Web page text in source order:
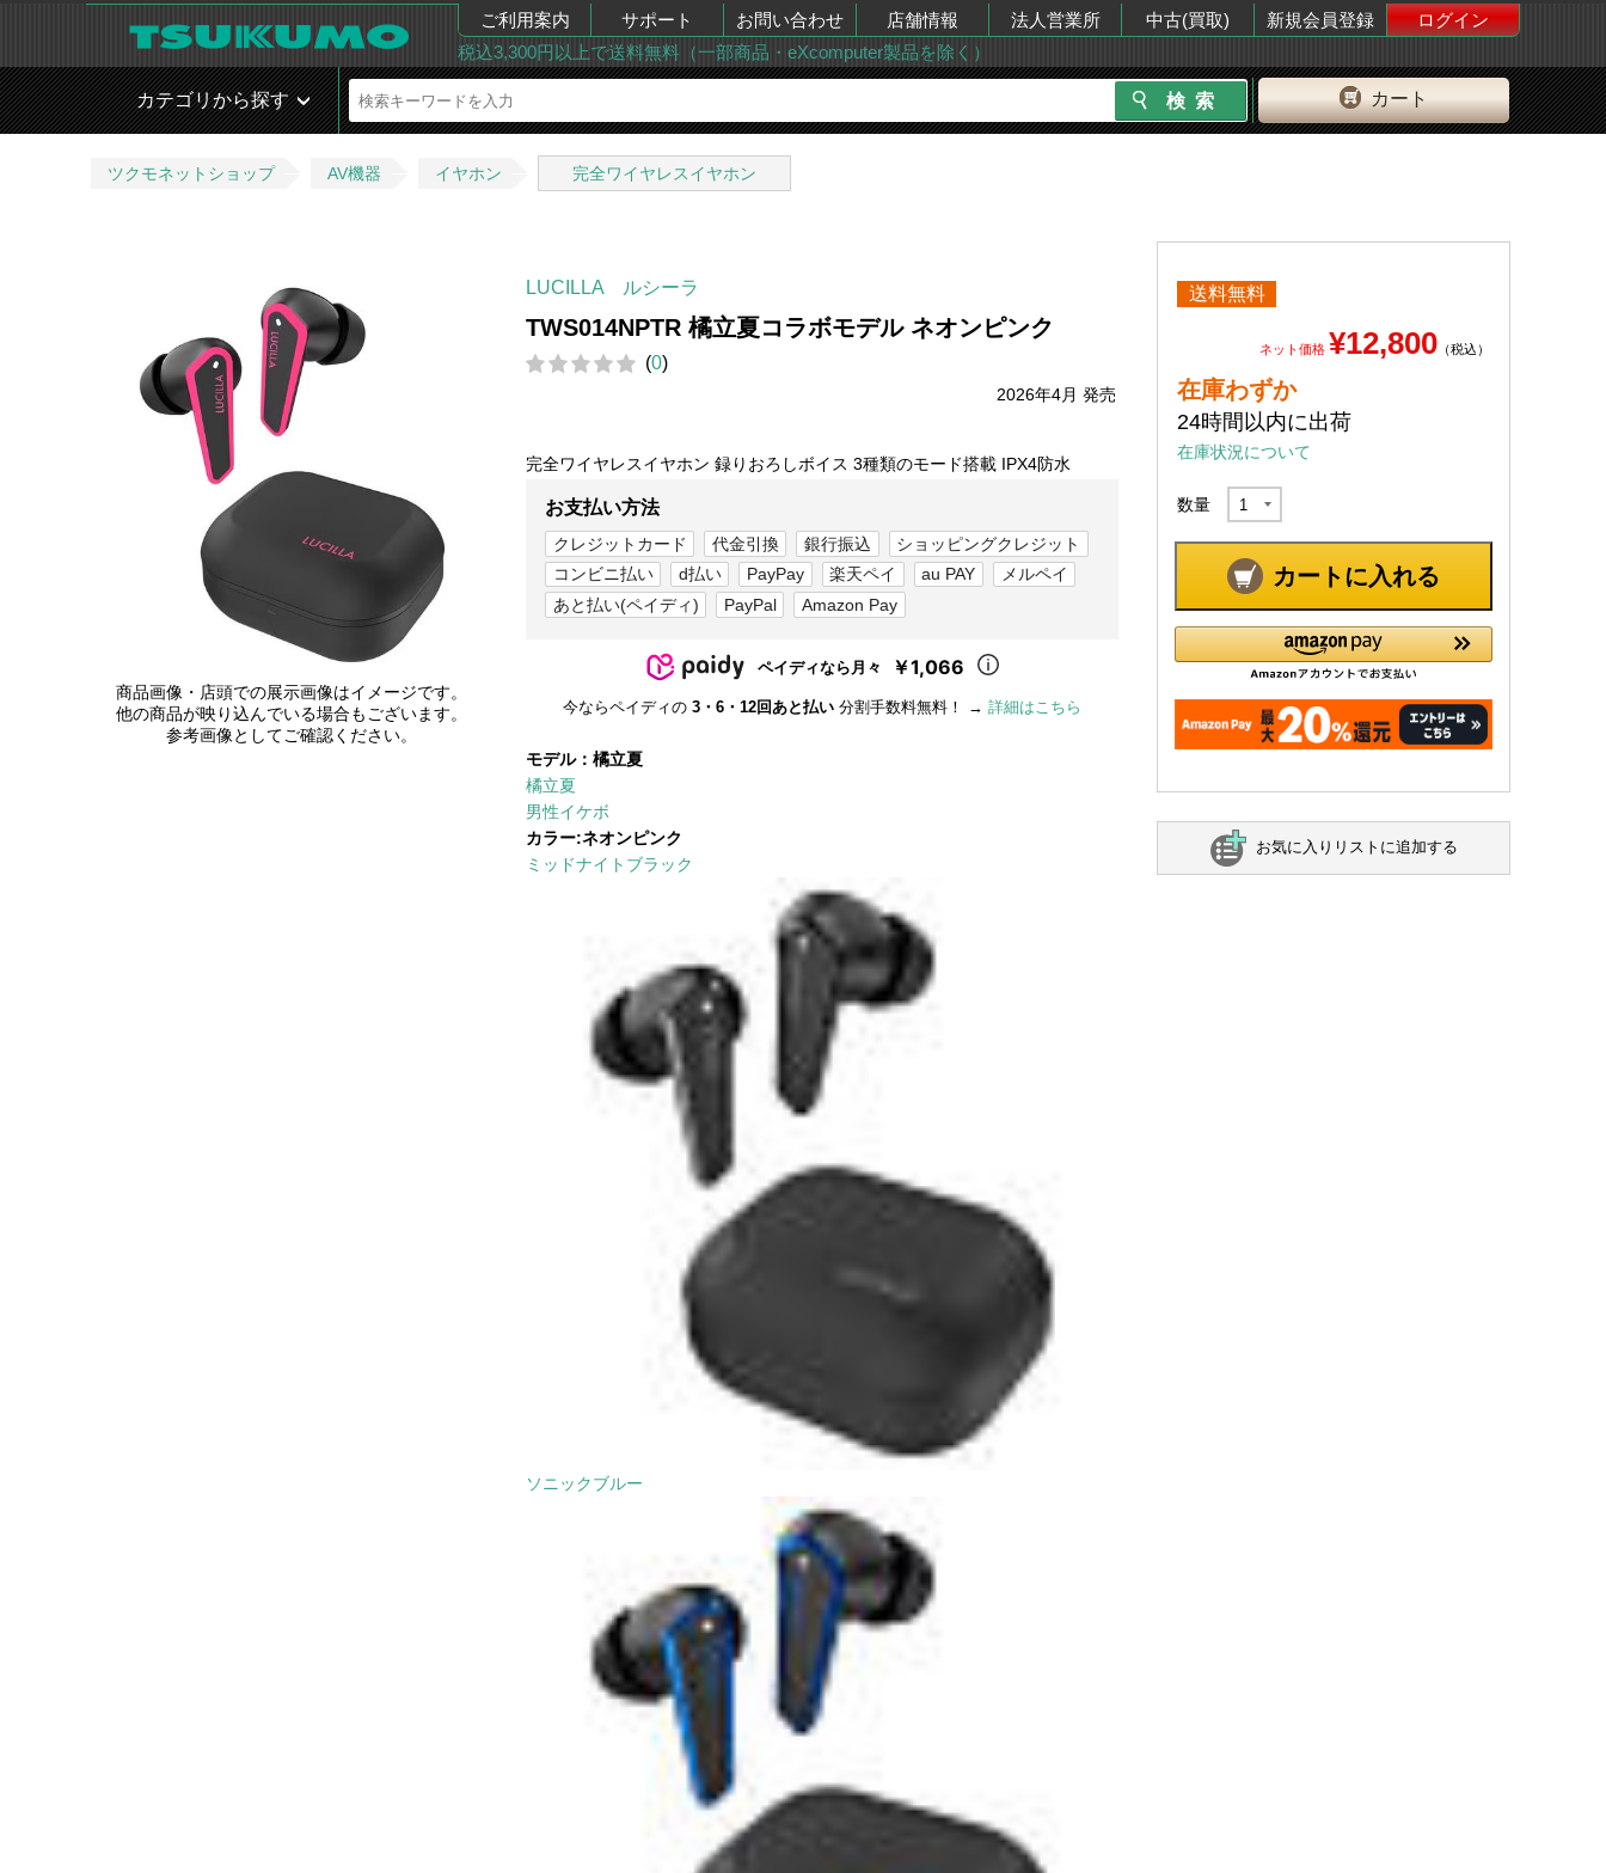
ご利用案内 サポート お問い合わせ 店舗情報 法人営業所 中古(買取) 新規会員登録
ログイン
税込3,300円以上で送料無料（一部商品・eXcomputer製品を除く）
カート
カテゴリから探す
ツクモネットショップ AV機器 イヤホン 完全ワイヤレスイヤホン
商品画像・店頭での展示画像はイメージです。
他の商品が映り込んでいる場合もございます。
参考画像としてご確認ください。
LUCILLA ルシーラ
TWS014NPTR 橘立夏コラボモデル ネオンピンク
(0)
2026年4月 発売
完全ワイヤレスイヤホン 録りおろしボイス 3種類のモード搭載 IPX4防水
お支払い方法
クレジットカード 代金引換 銀行振込
ショッピングクレジット
コンビニ払い
d払い PayPay 楽天ペイ au PAY
メルペイ
あと払い(ペイディ)
PayPal Amazon Pay
ペイディなら月々 ￥1,066
今ならペイディの 3・6・12回あと払い 分割手数料無料！ → 詳細はこちら
モデル： 橘立夏
橘立夏
男性イケボ
カラー:ネオンピンク
ミッドナイトブラック
ソニックブルー
送料無料
ネット価格 ¥12,800 （税込）
在庫わずか
24時間以内に出荷
在庫状況について
数量
カートに入れる
お気に入りリストに追加する